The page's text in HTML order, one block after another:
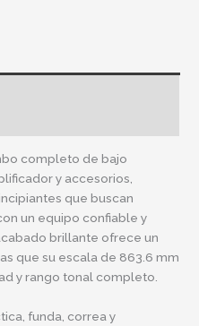
completo de bajo
y accesorios,
que buscan
un equipo confiable y
brillante ofrece un
que su escala de 863.6 mm
y rango tonal completo.
funda, correa y